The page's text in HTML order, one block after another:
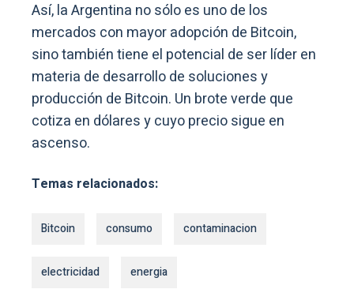
Así, la Argentina no sólo es uno de los
mercados con mayor adopción de Bitcoin,
sino también tiene el potencial de ser líder en
materia de desarrollo de soluciones y
producción de Bitcoin. Un brote verde que
cotiza en dólares y cuyo precio sigue en
ascenso.
Temas relacionados:
Bitcoin consumo contaminacion
electricidad energia